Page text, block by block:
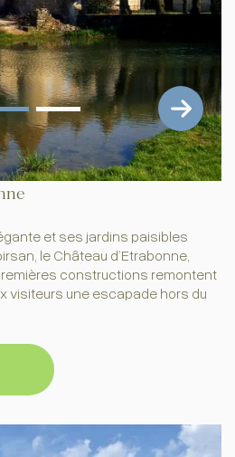
et ses jardins paisibles
le Château d’Etrabonne,
constructions remontent
visiteurs une escapade hors du